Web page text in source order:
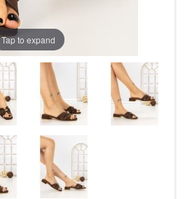
Tap to expand